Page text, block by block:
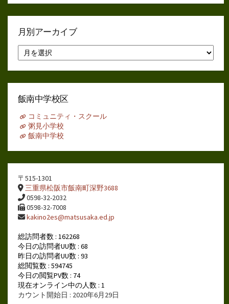
月別アーカイブ
別
ア
イ
飯南中学校区
コミュニティ・スクール
粥見小学校
飯南中学校
〒515-1301
三重県松阪市飯南町深野3688
0598-32-2032
0598-32-7008
kakino2es@matsusaka.ed.jp
総訪問者数 : 162268
今日の訪問者UU数 : 68
昨日の訪問者UU数 : 93
総閲覧数 : 594745
今日の閲覧PV数 : 74
現在オンライン中の人数 : 1
カウント開始日 : 2020年6月29日